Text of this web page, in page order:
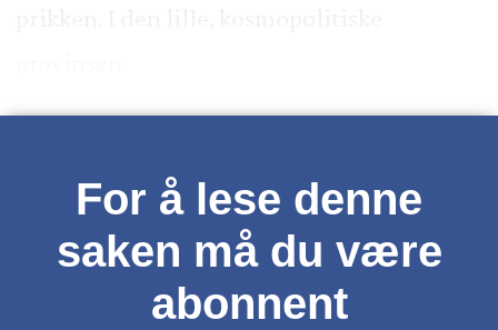
For å lese denne
saken må du være
abonnent